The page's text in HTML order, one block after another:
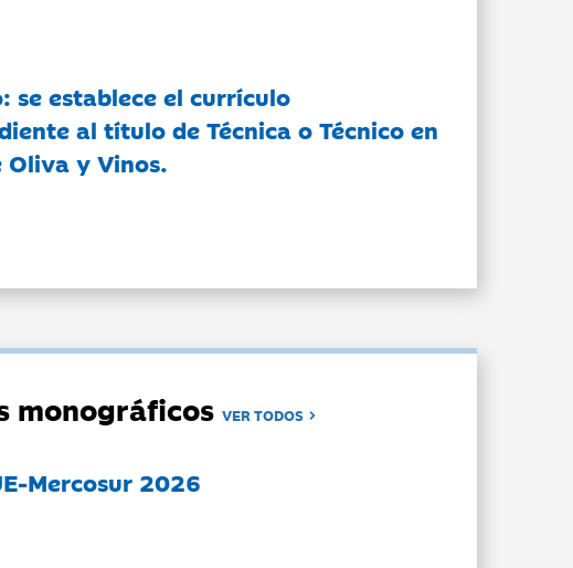
se establece el currículo
al título de Técnica o Técnico en
Oliva y Vinos.
monográficosVER TODOS
Mercosur 2026